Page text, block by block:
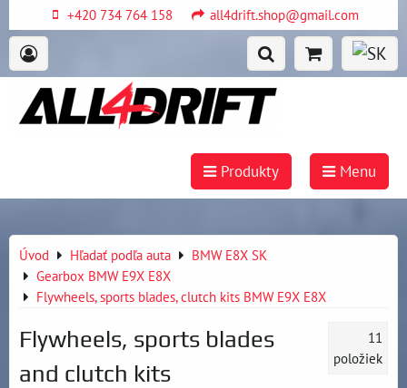
+420 734 764 158 all4drift.shop@gmail.com
Produkty Menu
Úvod Hľadať podľa auta
BMW E8X SK
Gearbox BMW E9X E8X
Flywheels, sports blades, clutch kits BMW E9X E8X
Flywheels, sports blades
and clutch kits
11
položiek